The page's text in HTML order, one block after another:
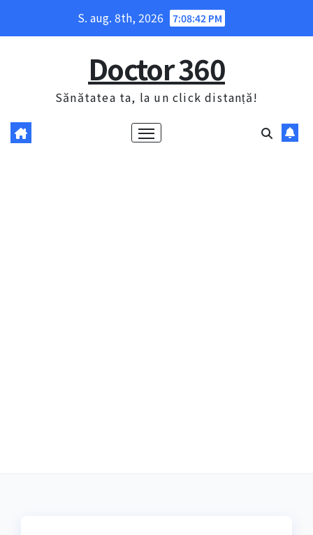
S. aug. 8th, 2026 7:08:43 PM
Doctor 360
Sănătatea ta, la un click distanță!